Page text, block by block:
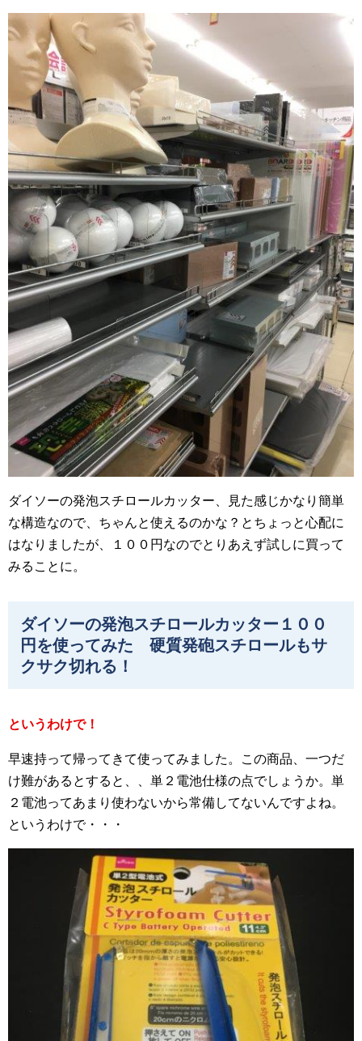
ダイソーの発泡スチロールカッター、見た感じかなり簡単
な構造なので、ちゃんと使えるのかな？とちょっと心配に
はなりましたが、１００円なのでとりあえず試しに買って
みることに。
ダイソーの発泡スチロールカッター１００
円を使ってみた 硬質発砲スチロールもサ
クサク切れる！
というわけで！
早速持って帰ってきて使ってみました。この商品、一つだ
け難があるとすると、、単２電池仕様の点でしょうか。単
２電池ってあまり使わないから常備してないんですよね。
というわけで・・・